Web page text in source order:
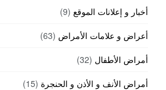
أخبار و إعلانات الموقع (9)
أعراض و علامات الأمراض (63)
أمراض الأطفال (32)
أمراض الأنف و الأذن و الحنجرة (15)